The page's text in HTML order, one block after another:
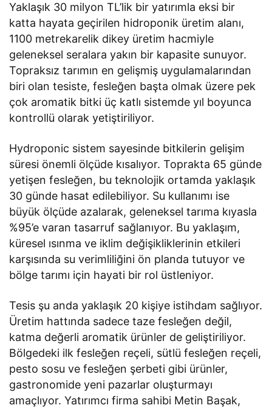
Yaklaşık 30 milyon TL’lik bir yatırımla eksi bir
katta hayata geçirilen hidroponik üretim alanı,
1100 metrekarelik dikey üretim hacmiyle
geleneksel seralara yakın bir kapasite sunuyor.
Topraksız tarımın en gelişmiş uygulamalarından
biri olan tesiste, fesleğen başta olmak üzere pek
çok aromatik bitki üç katlı sistemde yıl boyunca
kontrollü olarak yetiştiriliyor.
Hydroponic sistem sayesinde bitkilerin gelişim
süresi önemli ölçüde kısalıyor. Toprakta 65 günde
yetişen fesleğen, bu teknolojik ortamda yaklaşık
30 günde hasat edilebiliyor. Su kullanımı ise
büyük ölçüde azalarak, geleneksel tarıma kıyasla
%95’e varan tasarruf sağlanıyor. Bu yaklaşım,
küresel ısınma ve iklim değişikliklerinin etkileri
karşısında su verimliliğini ön planda tutuyor ve
bölge tarımı için hayati bir rol üstleniyor.
Tesis şu anda yaklaşık 20 kişiye istihdam sağlıyor.
Üretim hattında sadece taze fesleğen değil,
katma değerli aromatik ürünler de geliştiriliyor.
Bölgedeki ilk fesleğen reçeli, sütlü fesleğen reçeli,
pesto sosu ve fesleğen şerbeti gibi ürünler,
gastronomide yeni pazarlar oluşturmayı
amaçlıyor. Yatırımcı firma sahibi Metin Başak,